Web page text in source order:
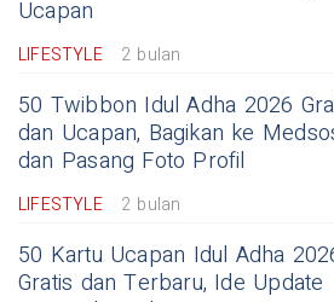
Ucapan
LIFESTYLE 2 bulan
50 Twibbon Idul Adha 2026
dan Ucapan, Bagikan ke
dan Pasang Foto Profil
LIFESTYLE 2 bulan
50 Kartu Ucapan Idul Adha
Gratis dan Terbaru, Ide Update